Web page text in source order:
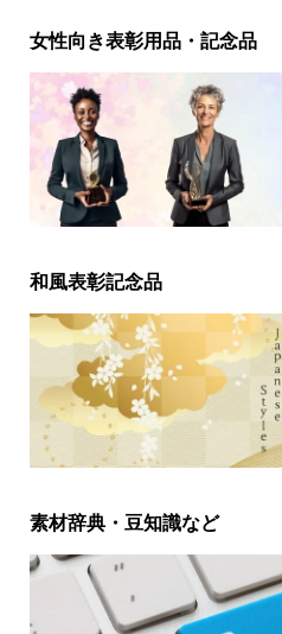
女性向き表彰用品・記念品
和風表彰記念品
素材辞典・豆知識など